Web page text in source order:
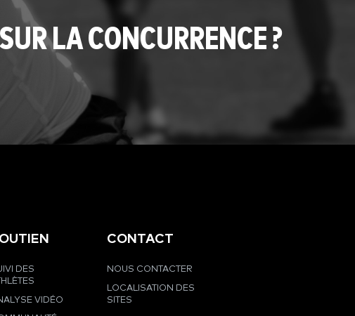
LA CONCURRENCE ?
DES
VIDÉO
CONTACT
NOUS CONTACTER
LOCALISATION DES
SITES